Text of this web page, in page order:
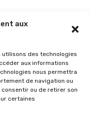
aux
utilisons des technologies
aux informations
nous permettra
de navigation ou
ou de retirer son
certaines